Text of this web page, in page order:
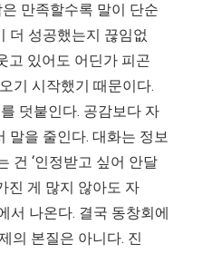
만족할수록 말이 단순
더 성공했는지 끊임없
고 있어도 어딘가 피곤
기 시작했기 때문이다.
덧붙인다. 공감보다 자
말을 줄인다. 대화는 정보
건 ‘인정받고 싶어 안달
진 게 많지 않아도 자
서 나온다. 결국 동창회에
의 본질은 아니다. 진